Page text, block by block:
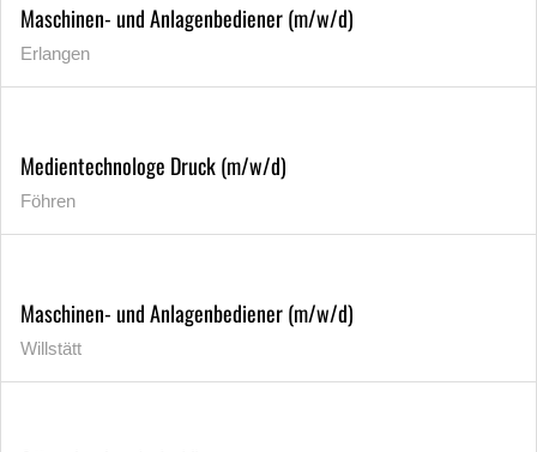
Maschinen- und Anlagenbediener (m/w/d)
Erlangen
Medientechnologe Druck (m/w/d)
Föhren
Maschinen- und Anlagenbediener (m/w/d)
Willstätt